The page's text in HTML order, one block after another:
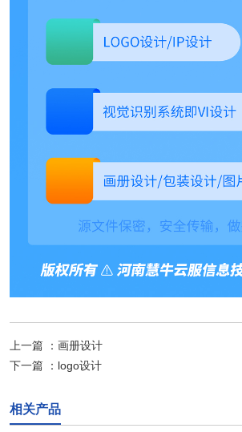
上一篇 ： 画册设计
下一篇 ： logo设计
相关产品